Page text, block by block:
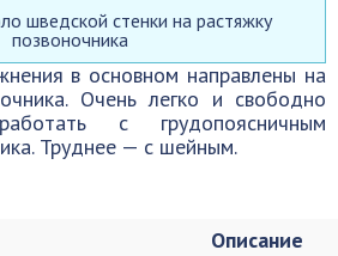
шведской стенки на растяжку
позвоночника
в основном направлены на
Очень легко и свободно
с грудопоясничным
Труднее — с шейным.
Описание